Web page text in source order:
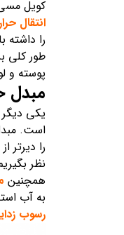
کویل
انتقال
را
طور کلی
پوسته و
مبدل
یکی دیگر
است.
را
نظر
همچنین
به آب
رسوب